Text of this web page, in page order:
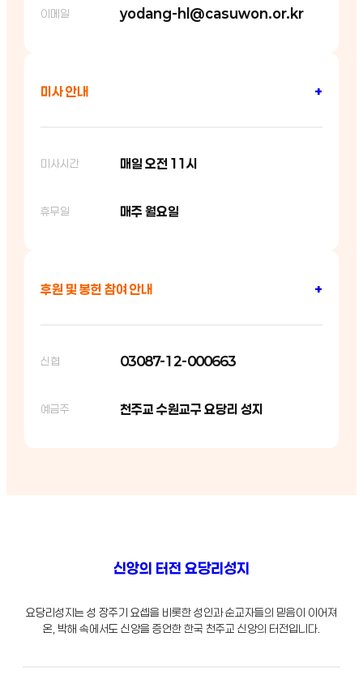
이메일 yodang-hl@casuwon.or.kr
미사 안내 +
미사시간 매일 오전 11시
휴무일 매주 월요일
후원 및 봉헌 참여 안내 +
신협 03087-12-000663
예금주 천주교 수원교구 요당리 성지
신앙의 터전 요당리성지
요당리성지는 성 장주기 요셉을 비롯한 성인과 순교자들의 믿음이 이어져
온, 박해 속에서도 신앙을 증언한 한국 천주교 신앙의 터전입니다.